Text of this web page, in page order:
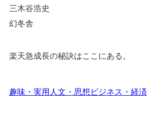
三木谷浩史
幻冬舎
楽天急成長の秘訣はここにある。
趣味・実用 人文・思想 ビジネス・経済